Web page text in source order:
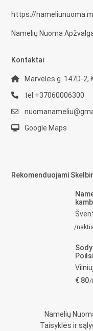
https://
Namelių Nuoma
Kontaktai
Marvelės g. 147D-2,
tel:+37060006300
Google Maps
Rekomenduojami
/naktis
€ 80/
Namelių
Taisyklės ir